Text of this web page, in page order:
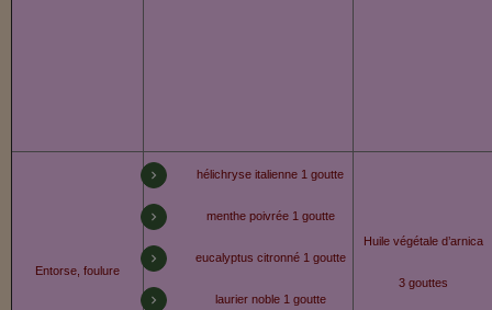
Entorse, foulure
hélichryse italienne 1 goutte
menthe poivrée 1 goutte
eucalyptus citronné 1 goutte
laurier noble 1 goutte
Huile végétale d’arnica
3 gouttes